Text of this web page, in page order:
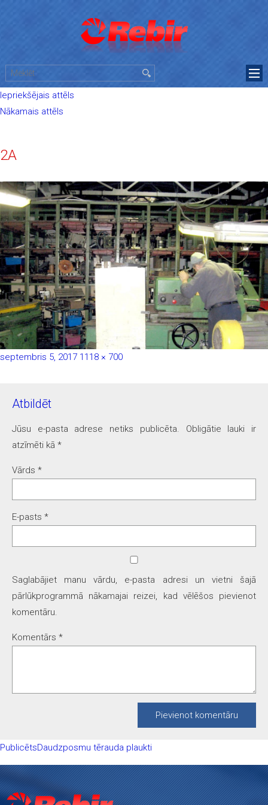
Iepriekšējais attēls
Nākamais attēls
2A
Publicēts
septembris 5, 2017 Pilnais
1118 × 700
Atbildēt
Jūsu e-pasta adrese netiks publicēta.
Obligātie lauki ir
atzīmēti kā *
Vārds *
E-pasts *
Saglabājiet manu vārdu, e-pasta adresi un vietni šajā
pārlūkprogrammā nākamajai reizei, kad vēlēšos pievienot
komentāru.
Komentārs *
Ziņu
PublicētsDaudzposmu tērauda plaukti